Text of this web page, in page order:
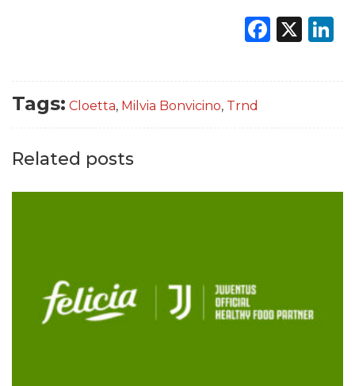
X
Tags: Cloetta, Milvia Bonvicino, Trnd
Related posts